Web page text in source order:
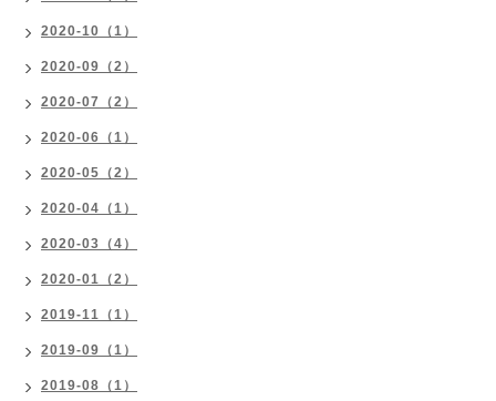
2020-10（1）
2020-09（2）
2020-07（2）
2020-06（1）
2020-05（2）
2020-04（1）
2020-03（4）
2020-01（2）
2019-11（1）
2019-09（1）
2019-08（1）